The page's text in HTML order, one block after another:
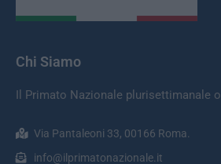
Chi Siamo
Il Primato Nazionale plurisettimanale
Via Pantaleoni 33, 00166 Roma.
info@ilprimatonazionale.it